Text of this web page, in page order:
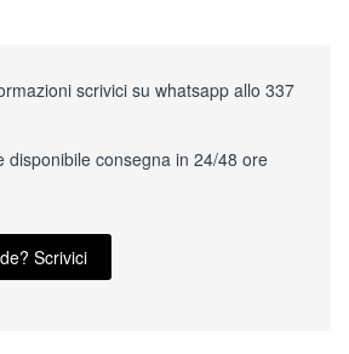
scrivici su whatsapp allo 337
disponibile consegna in 24/48 ore
Scrivici